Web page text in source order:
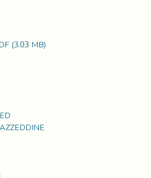
(3.03 MB)